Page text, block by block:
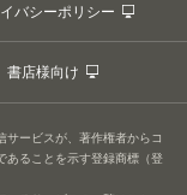
バシーポリシー
書店様向け
サービスが、著作権者からコ
あることを示す登録商標（登